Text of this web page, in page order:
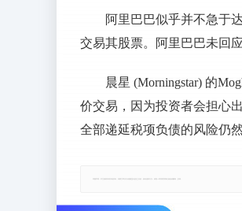
阿里巴巴似乎并不急于
交易其股票。阿里巴巴未回
晨星 (Morningstar) 的
价交易，因为投资者会担心
全部递延税项负债的风险仍